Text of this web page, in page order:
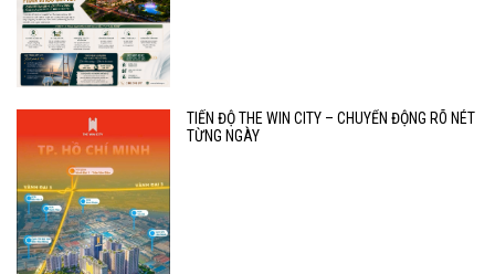
TIẾN ĐỘ THE WIN CITY – CHUYỂN ĐỘNG RÕ NÉT
TỪNG NGÀY